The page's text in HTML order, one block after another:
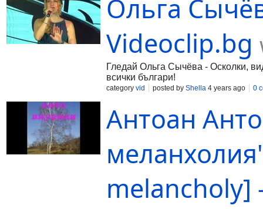
Ольга
Videoclip.bg
Гледай Ольга Сычёва - Осколки,
всички българи!
category vid posted by Shella 4 years ago 0
Антоан
melancholy]